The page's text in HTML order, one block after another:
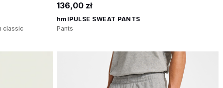
classic
136,00 zł
hmlPULSE SWEAT PANTS
Pants